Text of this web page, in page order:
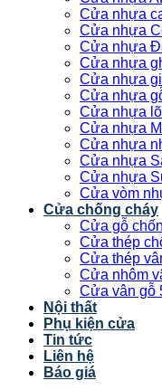
Cửa nhựa
Cửa nhựa
Cửa nhựa
Cửa nhựa
Cửa nhựa
Cửa nhựa
Cửa nhựa
Cửa nhựa
Cửa nhựa
Cửa nhựa
Cửa nhựa
Cửa vòm
Cửa chống cháy
Cửa gỗ
Cửa thép
Cửa thép
Cửa nhôm
Cửa vân gỗ
Nội thất
Phụ kiện cửa
Tin tức
Liên hệ
Báo giá